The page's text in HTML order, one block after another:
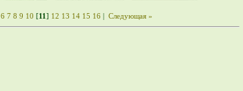
6 7 8 9 10 [11] 12 13 14 15 16| Следующая »